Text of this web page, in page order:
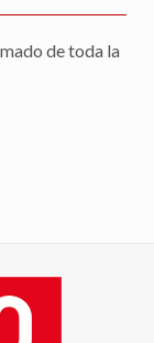
de toda la